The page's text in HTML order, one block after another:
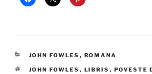
CATEGORIES
JOHN FOWLES , ROMANA
TAGS
JOHN FOWLES , LIBRIS , POVESTE